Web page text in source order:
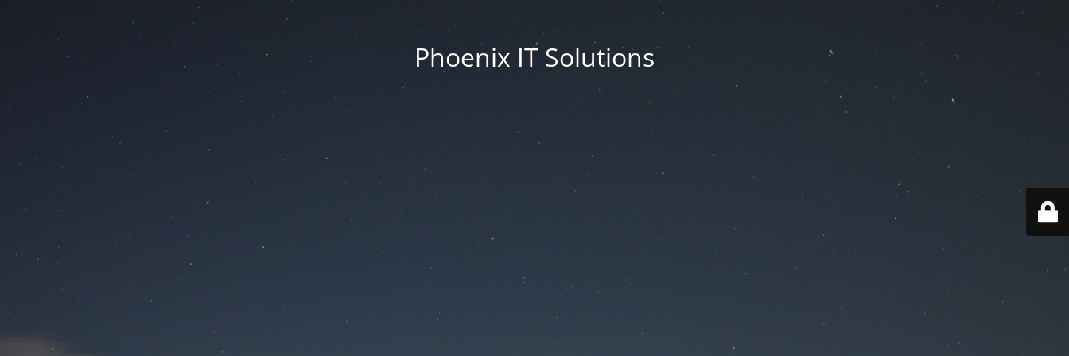
Phoenix IT Solutions